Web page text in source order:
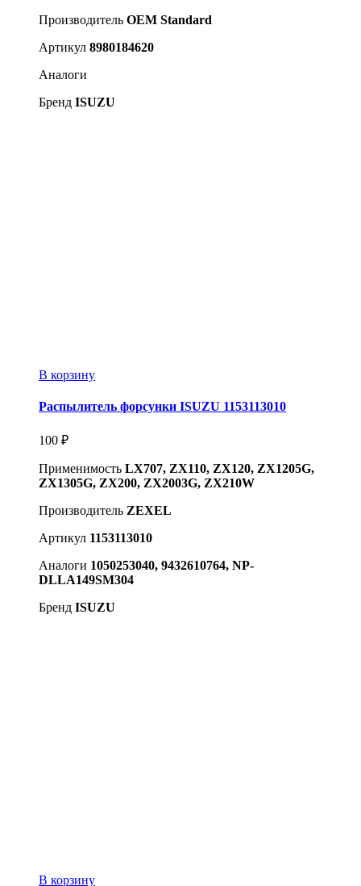
Производитель OEM Standard
Артикул 8980184620
Аналоги
Бренд ISUZU
В корзину
Распылитель форсунки ISUZU 1153113010
100 ₽
Применимость LX707, ZX110, ZX120, ZX1205G,
ZX1305G, ZX200, ZX2003G, ZX210W
Производитель ZEXEL
Артикул 1153113010
Аналоги 1050253040, 9432610764, NP-
DLLA149SM304
Бренд ISUZU
В корзину